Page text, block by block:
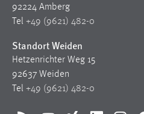
92224 Amberg
Tel +49 (9621) 482-0
Standort Weiden
Hetzenrichter Weg 15
92637 Weiden
Tel +49 (9621) 482-0